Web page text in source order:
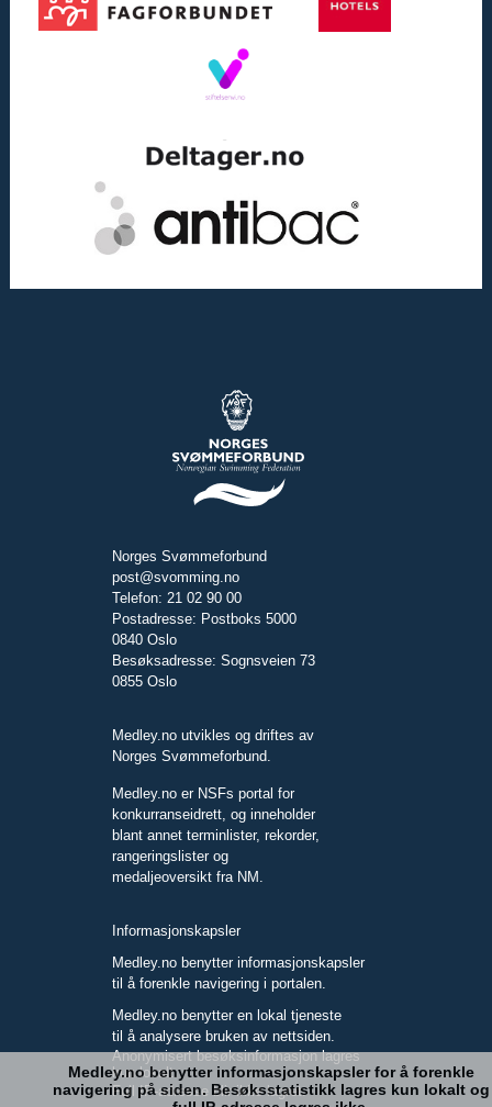
Norges Svømmeforbund
post@svomming.no
Telefon: 21 02 90 00
Postadresse: Postboks 5000
0840 Oslo
Besøksadresse: Sognsveien 73
0855 Oslo
Medley.no utvikles og driftes av
Norges Svømmeforbund.
Medley.no er NSFs portal for
konkurranseidrett, og inneholder
blant annet terminlister, rekorder,
rangeringslister og
medaljeoversikt fra NM.
Informasjonskapsler
Medley.no benytter informasjonskapsler
til å forenkle navigering i portalen.
Medley.no benytter en lokal tjeneste
til å analysere bruken av nettsiden.
Anonymisert besøksinformasjon lagres
kun lokalt.
Full IP-adresse blir ikke lagret.
Medley.no benytter informasjonskapsler for å forenkle
navigering på siden. Besøksstatistikk lagres kun lokalt og